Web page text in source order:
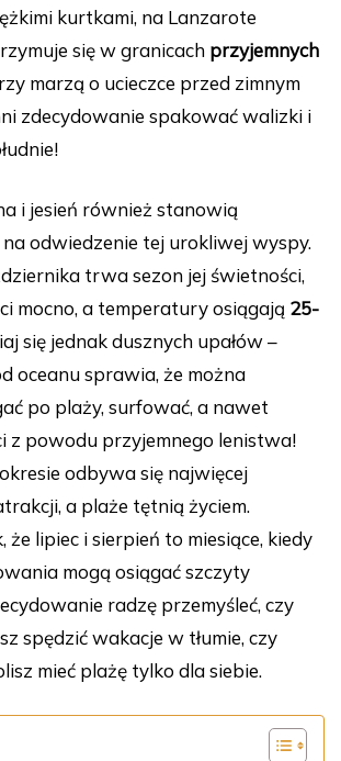
kurtkami, na Lanzarote
się w granicach przyjemnych
marzą o ucieczce przed zimnym
zdecydowanie spakować walizki i
i jesień również stanowią
odwiedzenie tej urokliwej wyspy.
trwa sezon jej świetności,
mocno, a temperatury osiągają 25-
się jednak dusznych upałów –
oceanu sprawia, że można
po plaży, surfować, a nawet
z powodu przyjemnego lenistwa!
odbywa się najwięcej
a plaże tętnią życiem.
że lipiec i sierpień to miesiące, kiedy
mogą osiągać szczyty
radzę przemyśleć, czy
spędzić wakacje w tłumie, czy
mieć plażę tylko dla siebie.